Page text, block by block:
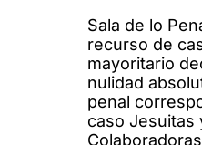
Sala de lo
recurso de
mayoritario
nulidad
penal
caso Jesuitas
Colaboradoras